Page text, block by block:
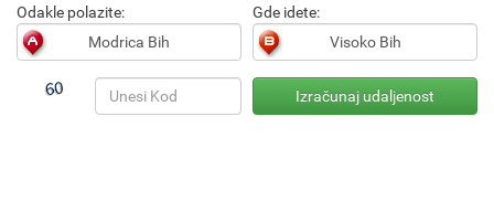
Odakle polazite: Gde idete: